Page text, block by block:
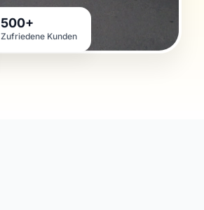
500+
Zufriedene Kunden